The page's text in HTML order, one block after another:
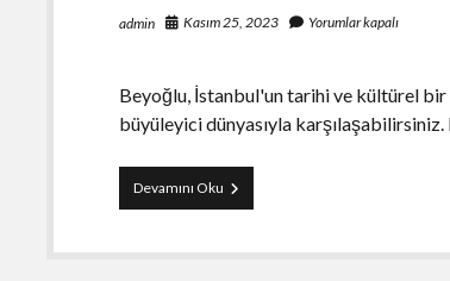
admin Kasım 25, 2023 Yorumlar kapalı
Beyoğlu, İstanbul'un tarihi ve kültürel
büyüleyici dünyasıyla
Devamını Oku Beyoğlu
Antika
Alım